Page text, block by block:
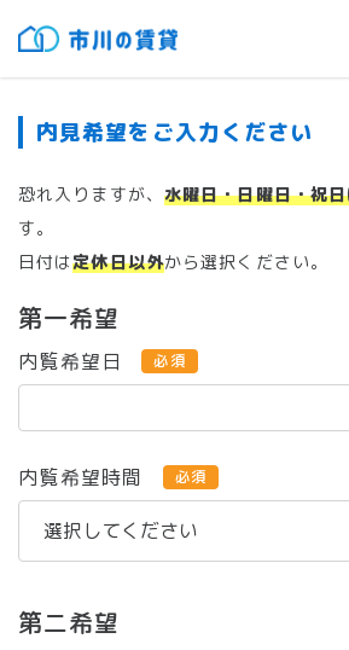
内見希望をご入力ください
恐れ入りますが、 水曜日・日曜日・祝
す。
日付は定休日以外から選択ください。
第一希望
内覧希望日 必須
内覧希望時間 必須
第二希望